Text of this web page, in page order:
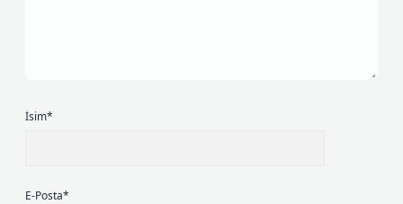
İsim*
E-Posta*